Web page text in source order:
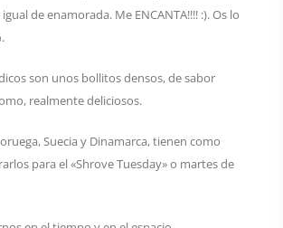
de enamorada. Me ENCANTA!!!! :). Os lo
son unos bollitos densos, de sabor
realmente deliciosos.
Suecia y Dinamarca, tienen como
para el «Shrove Tuesday» o martes de